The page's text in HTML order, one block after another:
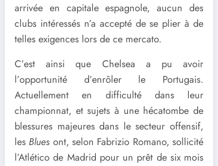
arrivée en capitale espagnole, aucun des
clubs intéressés n’a accepté de se plier à de
telles exigences lors de ce mercato.
C’est ainsi que Chelsea a pu avoir
l’opportunité d’enrôler le Portugais.
Actuellement en difficulté dans leur
championnat, et sujets à une hécatombe de
blessures majeures dans le secteur offensif,
les Blues ont, selon Fabrizio Romano, sollicité
l’Atlético de Madrid pour un prêt de six mois